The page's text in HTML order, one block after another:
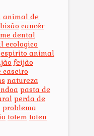
animal de
bisão cancêr
dental
ecologico
espirito animal
feijão
caseiro
natureza
pasta de
perda de
problema
totem toten